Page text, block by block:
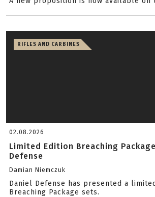
RIFLES AND CARBINES
02.08.2026
Limited Edition Breaching
Defense
Damian Niemczuk
Daniel Defense has presented a
Breaching Package sets.